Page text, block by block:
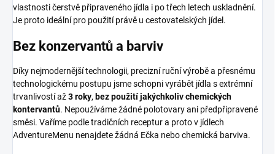
vlastnosti čerstvě připraveného jídla i po třech letech uskladnění.
Je proto ideální pro použití právě u cestovatelských jídel.
Bez konzervantů a barviv
Díky nejmodernější technologii, precizní ruční výrobě a přesnému
technologickému postupu jsme schopni vyrábět jídla s extrémní
trvanlivostí až3 roky, bez použití jakýchkoliv chemických
kontervantů. Nepoužíváme žádné polotovary ani předpřipravené
směsi. Vaříme podle tradičních receptur a proto v jídlech
AdventureMenu nenajdete žádná Ečka nebo chemická barviva.